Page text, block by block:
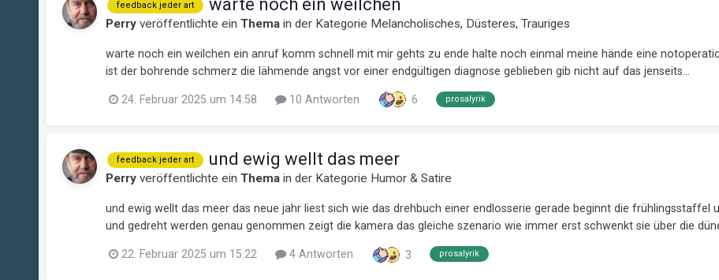
feedback jeder art warte noch ein weilchen
Perryveröffentlichte ein Themain der Kategorie Melancholisches, Düsteres, Trauriges
warte noch ein weilchen ein anruf komm schnell mit mir gehts zu ende halte noch einmal meine hände eine
ist der bohrende schmerz die lähmende angst vor einer endgültigen diagnose geblieben gib nicht auf das jenseits...
24. Februar 2025 um 14:58 10 Antworten 6 prosalyrik
feedback jeder art und ewig wellt das meer
Perryveröffentlichte ein Themain der Kategorie Humor & Satire
und ewig wellt das meer das neue jahr liest sich wie das drehbuch einer endlosserie gerade beginnt die
und gedreht werden genau genommen zeigt die kamera das gleiche szenario wie immer erst schwenkt sie über die
22. Februar 2025 um 15:22 4 Antworten 3 prosalyrik